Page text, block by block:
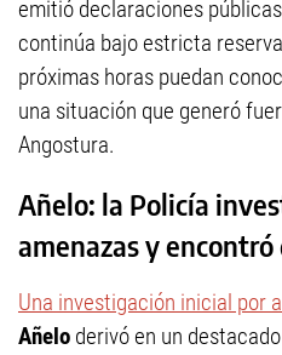
emitió declaraciones
continúa bajo estricta
próximas horas puedan
una situación que generó
Angostura.
Añelo: la Policía
amenazas y
Una investigación inicial por
Añelo derivó en un